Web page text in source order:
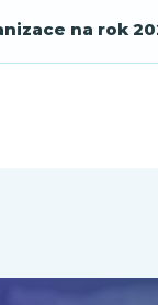
na rok